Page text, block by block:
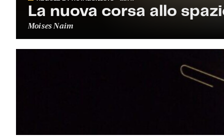
La nuova corsa allo
Moises Naim